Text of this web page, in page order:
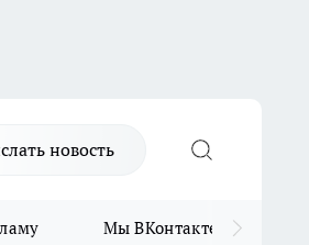
новость
Мы ВКонтакте